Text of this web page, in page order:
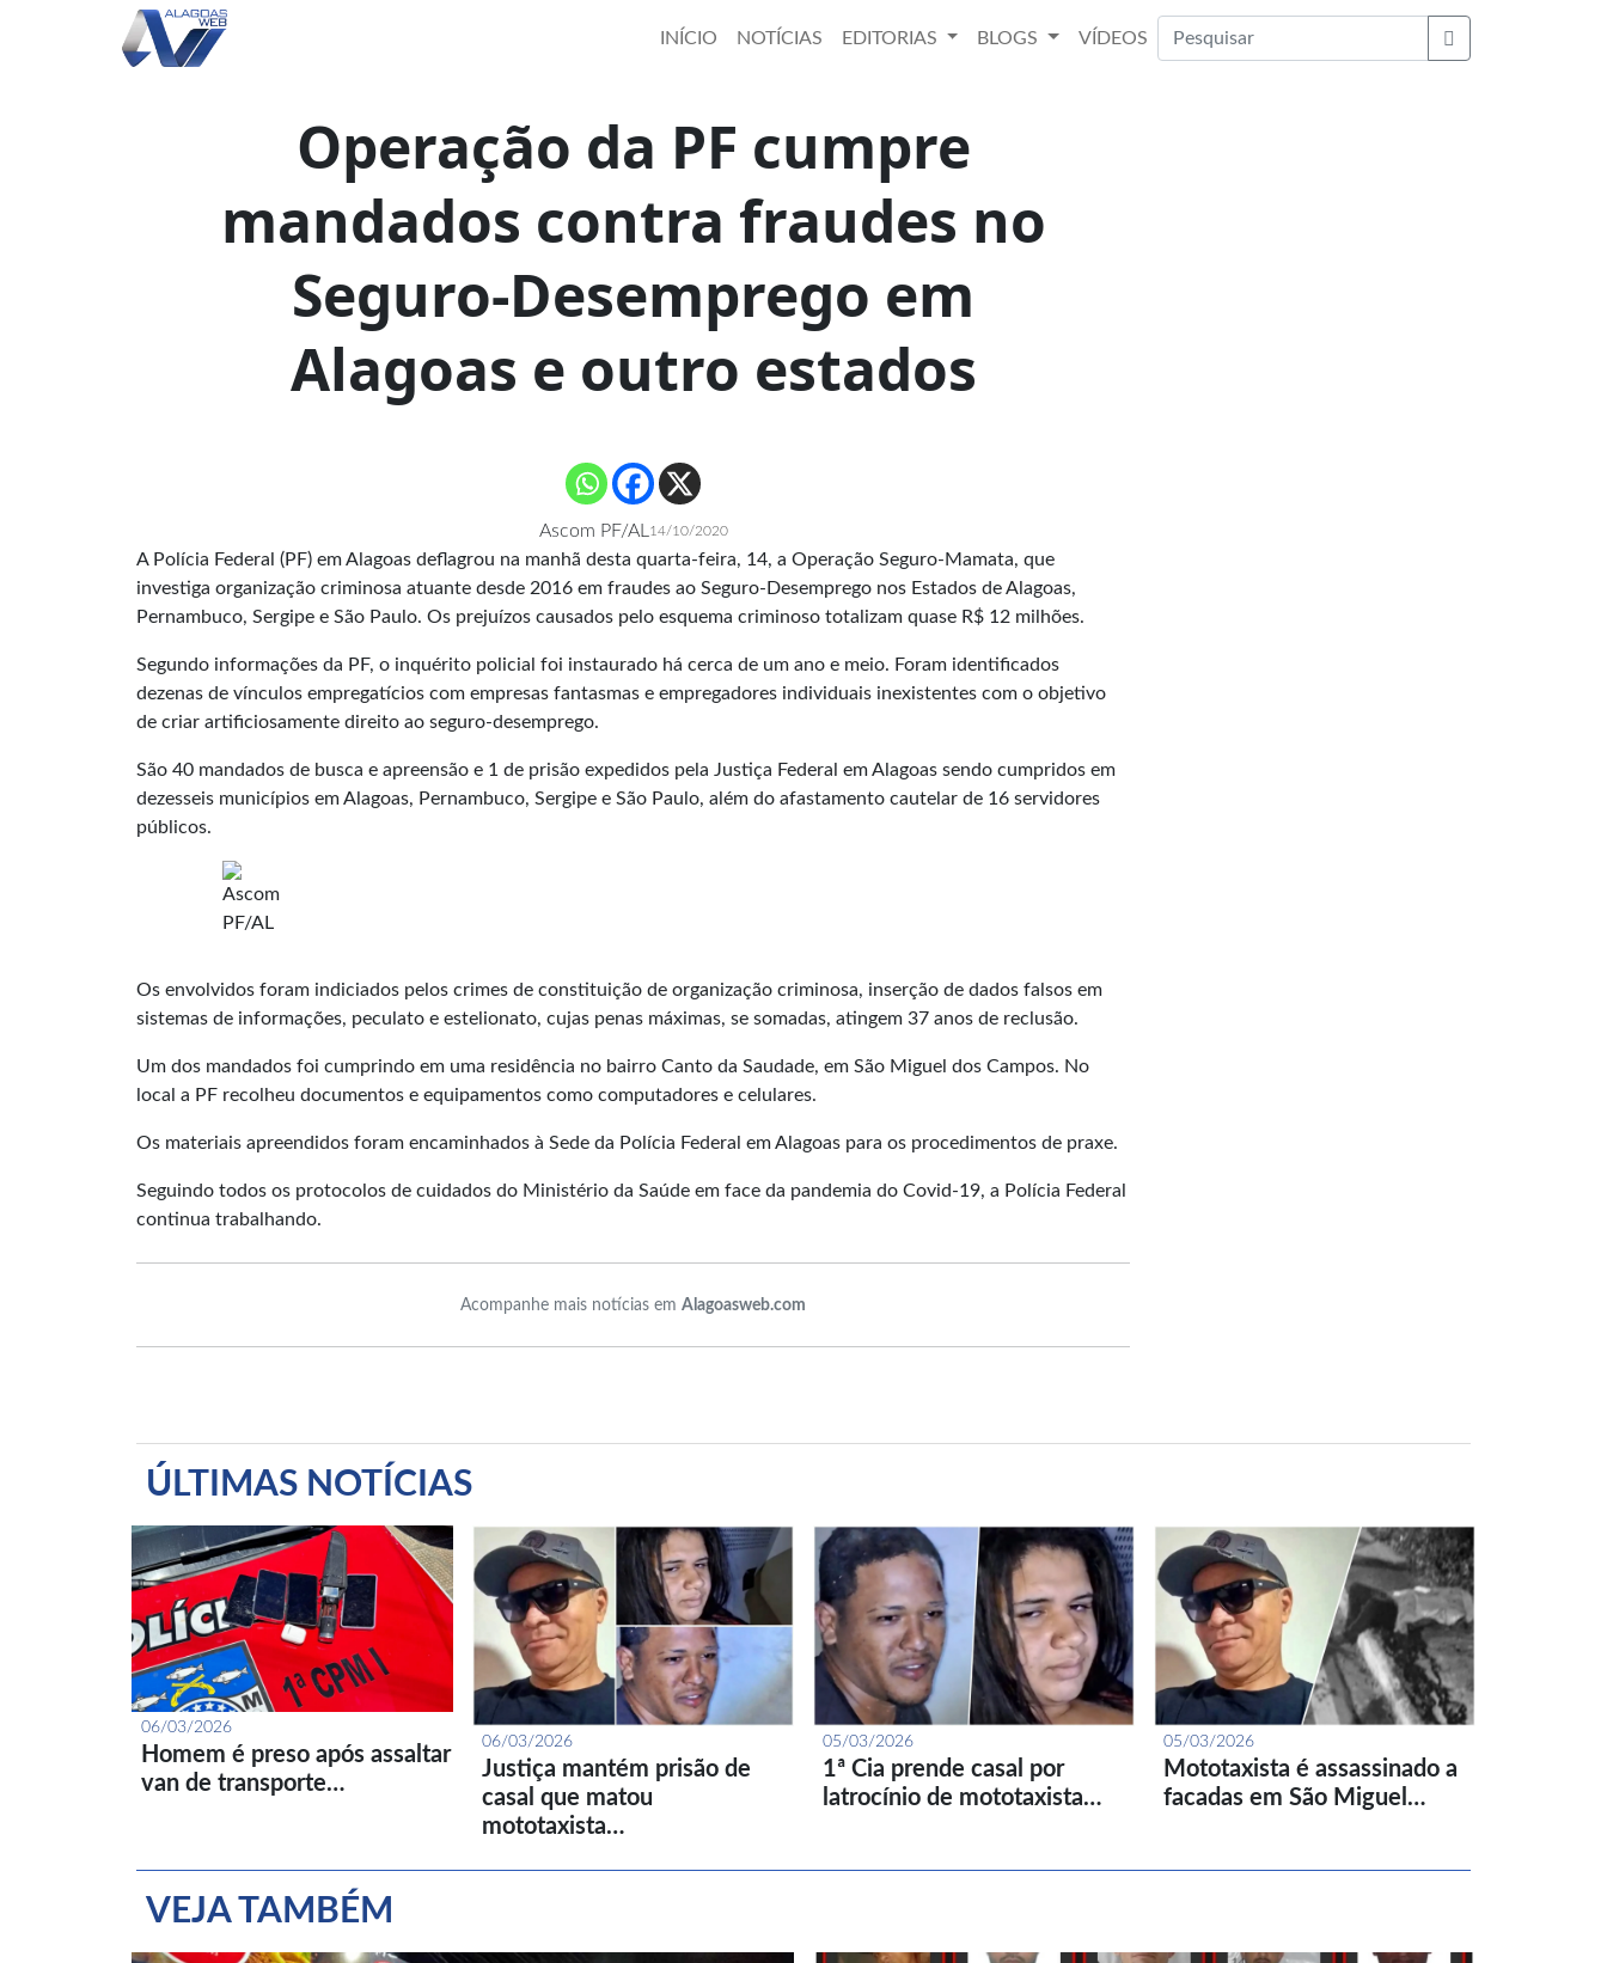
INÍCIO NOTÍCIAS EDITORIAS BLOGS
VÍDEOS
Buscar
Operação da PF cumpre
mandados contra fraudes no
Seguro-Desemprego em
Alagoas e outro estados
Ascom PF/AL 14/10/2020
A Polícia Federal (PF) em Alagoas deflagrou na manhã desta quarta-feira, 14, a Operação Seguro-Mamata, que
investiga organização criminosa atuante desde 2016 em fraudes ao Seguro-Desemprego nos Estados de Alagoas,
Pernambuco, Sergipe e São Paulo. Os prejuízos causados pelo esquema criminoso totalizam quase R$ 12 milhões.
Segundo informações da PF, o inquérito policial foi instaurado há cerca de um ano e meio. Foram identificados
dezenas de vínculos empregatícios com empresas fantasmas e empregadores individuais inexistentes com o objetivo
de criar artificiosamente direito ao seguro-desemprego.
​​São 40 mandados de busca e apreensão e 1 de prisão expedidos pela Justiça Federal em Alagoas sendo cumpridos em
dezesseis municípios em Alagoas, Pernambuco, Sergipe e São Paulo, além do afastamento cautelar de 16 servidores
públicos.
​​Os envolvidos foram indiciados pelos crimes de constituição de organização criminosa, inserção de dados falsos em
sistemas de informações, peculato e estelionato, cujas penas máximas, se somadas, atingem 37 anos de reclusão.
Um dos mandados foi cumprindo em uma residência no bairro Canto da Saudade, em São Miguel dos Campos. No
local a PF recolheu documentos e equipamentos como computadores e celulares.
Os materiais apreendidos foram encaminhados à Sede da Polícia Federal em Alagoas para os procedimentos de praxe.
Seguindo todos os protocolos de cuidados do Ministério da Saúde em face da pandemia do Covid-19, a Polícia Federal
continua trabalhando.
Acompanhe mais notícias em Alagoasweb.com
ÚLTIMAS NOTÍCIAS
06/03/2026
Homem é preso após assaltar
van de transporte…
06/03/2026
Justiça mantém prisão de
casal que matou
mototaxista…
05/03/2026
1ª Cia prende casal por
latrocínio de mototaxista…
05/03/2026
Mototaxista é assassinado a
facadas em São Miguel…
VEJA TAMBÉM